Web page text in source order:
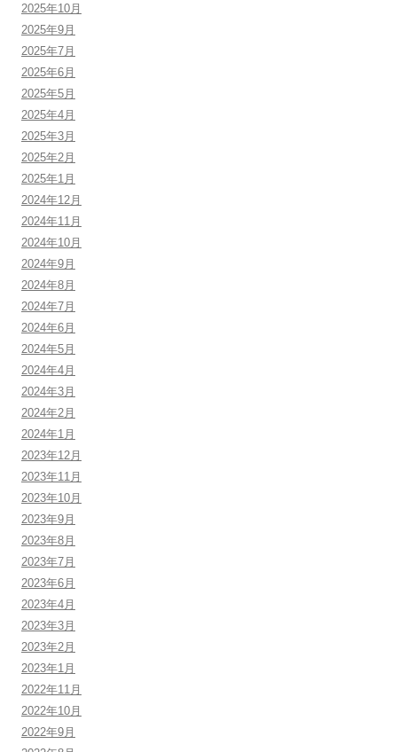
2025年10月
2025年9月
2025年7月
2025年6月
2025年5月
2025年4月
2025年3月
2025年2月
2025年1月
2024年12月
2024年11月
2024年10月
2024年9月
2024年8月
2024年7月
2024年6月
2024年5月
2024年4月
2024年3月
2024年2月
2024年1月
2023年12月
2023年11月
2023年10月
2023年9月
2023年8月
2023年7月
2023年6月
2023年4月
2023年3月
2023年2月
2023年1月
2022年11月
2022年10月
2022年9月